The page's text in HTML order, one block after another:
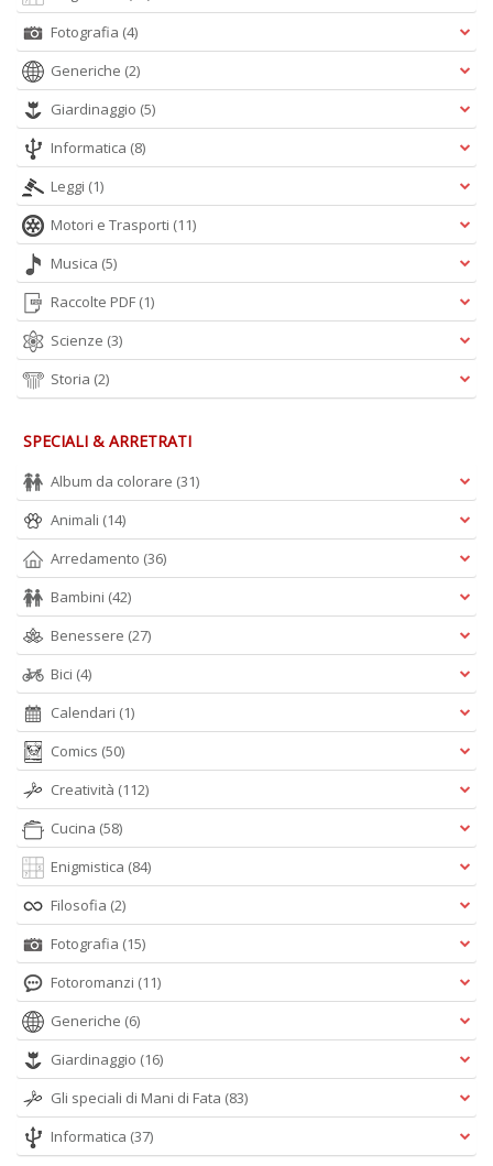
Fotografia (4)
Generiche (2)
Giardinaggio (5)
Informatica (8)
Leggi (1)
Motori e Trasporti (11)
Musica (5)
Raccolte PDF (1)
Scienze (3)
Storia (2)
SPECIALI & ARRETRATI
Album da colorare (31)
Animali (14)
Arredamento (36)
Bambini (42)
Benessere (27)
Bici (4)
Calendari (1)
Comics (50)
Creatività (112)
Cucina (58)
Enigmistica (84)
Filosofia (2)
Fotografia (15)
Fotoromanzi (11)
Generiche (6)
Giardinaggio (16)
Gli speciali di Mani di Fata (83)
Informatica (37)